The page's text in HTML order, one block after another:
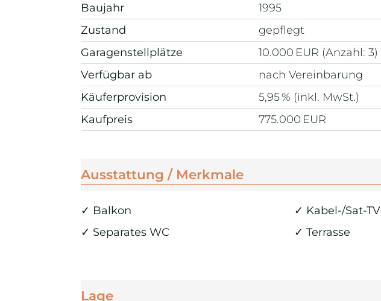
Baujahr
1995
Zustand
gepflegt
Garagen­stellplätze
10.000 EUR (Anzahl: 3)
Verfügbar ab
nach Vereinbarung
Käufer­provision
5,95 % (inkl. MwSt.)
Kaufpreis
775.000 EUR
Ausstattung / Merkmale
✓ Balkon
✓ Kabel-/Sat-TV
✓ Separates WC
✓ Terrasse
Lage